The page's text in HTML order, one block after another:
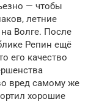
— чтобы
летние
Волге. После
Репин ещё
его качество
вред самому же
хорошие